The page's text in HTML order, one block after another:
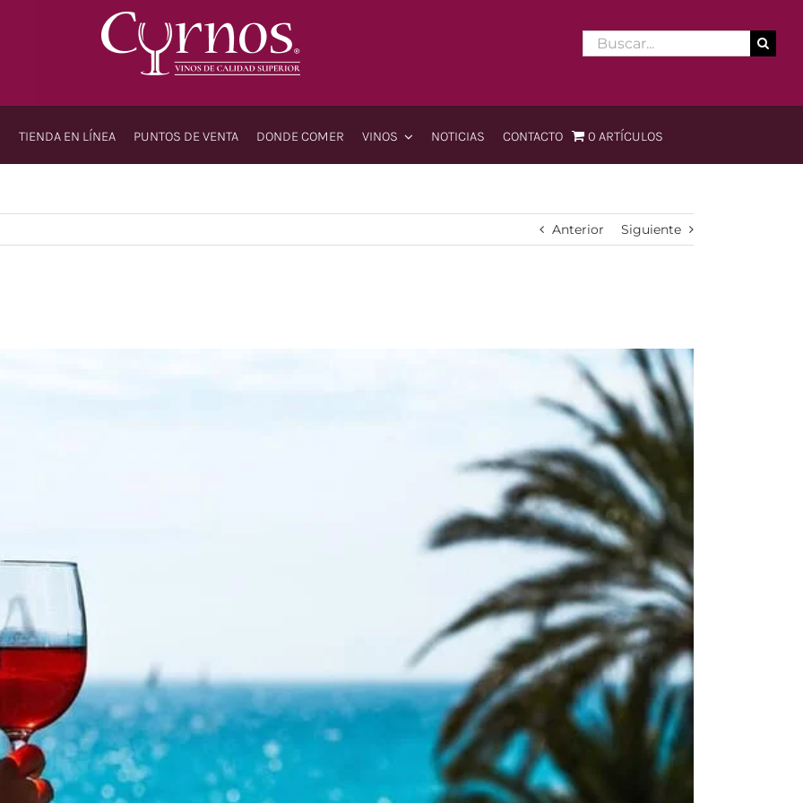
Buscar:
TIENDA EN LÍNEA PUNTOS DE VENTA DONDE COMER VINOS
Nuevo Mundo Viejo Mundo
NOTICIAS CONTACTO 0 ARTÍCULOS
Anterior Siguiente